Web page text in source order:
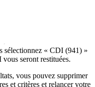
sélectionnez « CDI (941) »
seront restituées.
vous pouvez supprimer
et critères et relancer votre